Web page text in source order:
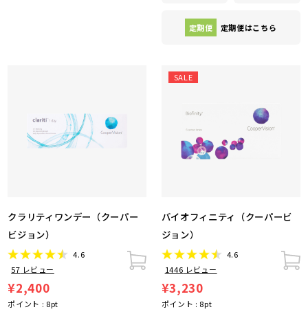
定期便 定期便はこちら
クラリティワンデー（クーパー
ビジョン）
4.6
57 レビュー
¥2,400
ポイント : 8pt
SALE
バイオフィニティ（クーパービ
ジョン）
4.6
1446 レビュー
¥3,230
ポイント : 8pt